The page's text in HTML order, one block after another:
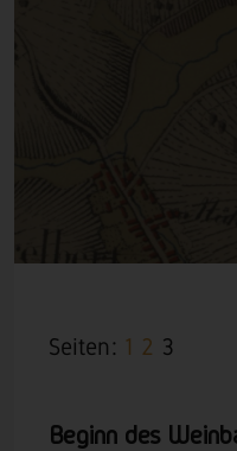
Seiten: 1 2 3
Beginn des